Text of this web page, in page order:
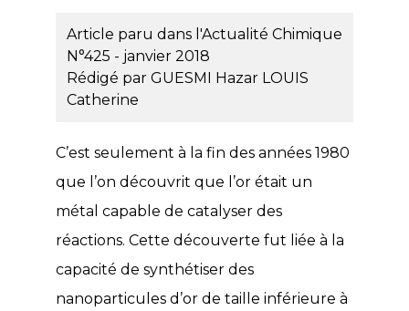
Article paru dans l'Actualité Chimique
N°425 - janvier 2018
Rédigé par GUESMI Hazar LOUIS
Catherine
C’est seulement à la fin des années 1980
que l’on découvrit que l’or était un
métal capable de catalyser des
réactions. Cette découverte fut liée à la
capacité de synthétiser des
nanoparticules d’or de taille inférieure à